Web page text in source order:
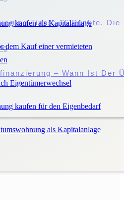
Hausfriedens: Droht
Pacht: Worin Liegen Die
Tipps: 16 Punkte, Die
– Wann Ist Der
kaufen als Kapitalanlage
dem Kauf einer vermieteten
Eigentümerwechsel
kaufen für den Eigenbedarf
als Kapitalanlage